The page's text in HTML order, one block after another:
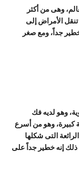
وهى من أكثر
تنقل الأمراض إلى
جداً، ومع صغر
وهو لديه فك
كبيرة، وهو من أسرع
التى شكلها
ذلك إنه خطير جداً على